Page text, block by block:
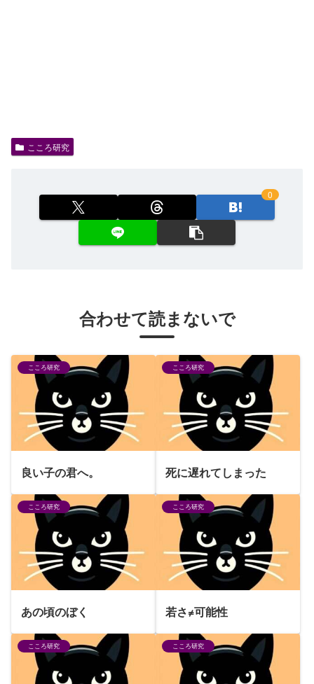
こころ研究
0
合わせて読まないで
こころ研究
良い子の君へ。
こころ研究
死に遅れてしまった
こころ研究
あの頃のぼく
こころ研究
若さ≠可能性
こころ研究 こころ研究